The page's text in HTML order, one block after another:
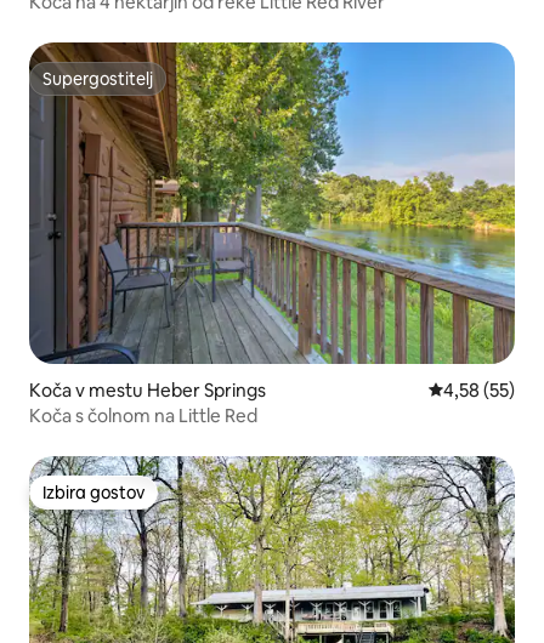
Supergostitelj
Supergostitelj
Koča v mestu Heber Springs Povprečna
4,58 (55)
Koča s čolnom na Little Red
Izbira gostov
Izbira gostov